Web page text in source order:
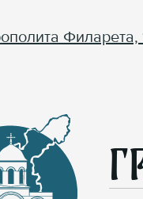
Филарета,